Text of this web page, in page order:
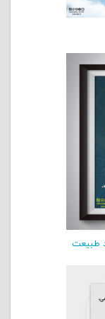
طبیعت